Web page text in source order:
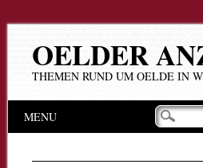
OELDER
THEMEN RUND UM OELDE IN
Hauptmenü
Inhalt
MENU